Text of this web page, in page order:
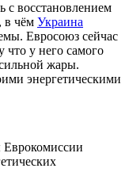
с восстановлением
в чём Украина
Евросоюз сейчас
у него самого
жары.
энергетическими
Еврокомиссии